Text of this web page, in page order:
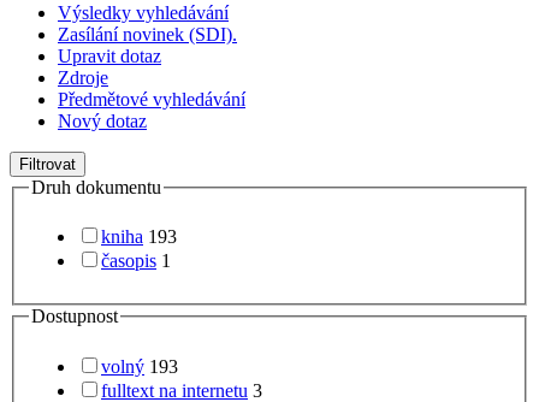
Výsledky vyhledávání
Zasílání novinek (SDI).
Upravit dotaz
Zdroje
Předmětové vyhledávání
Nový dotaz
Filtrovat
Druh dokumentu
kniha 193
časopis 1
Dostupnost
volný 193
fulltext na internetu 3